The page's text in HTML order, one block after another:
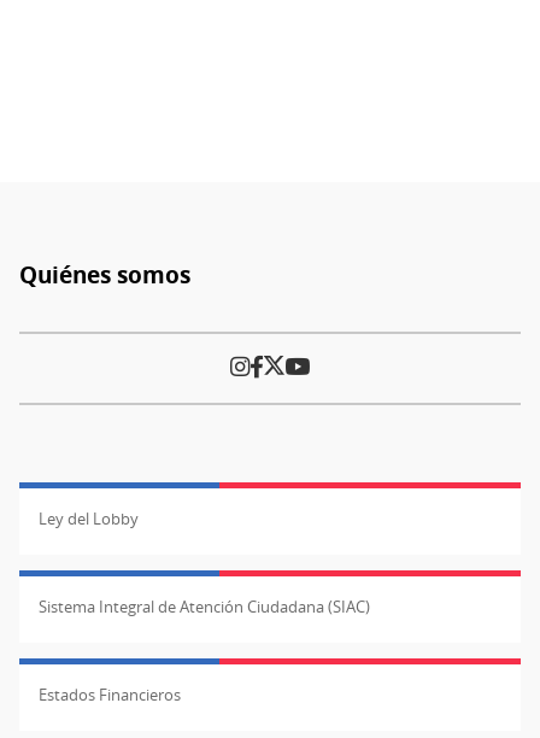
con
su
Pie
de
Quiénes somos
Ley del Lobby
Sistema Integral de Atención Ciudadana (SIAC)
Estados Financieros